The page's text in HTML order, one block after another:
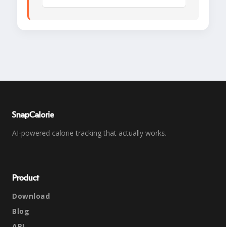
SnapCalorie
AI-powered calorie tracking that actually works.
Product
Download
Blog